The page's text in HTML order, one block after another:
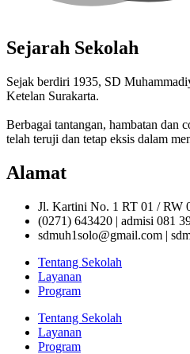
Sejarah Sekolah
Sejak berdiri 1935, SD
Ketelan Surakarta.
Berbagai tantangan, hambatan dan
telah teruji dan tetap eksis dalam
Alamat
Jl. Kartini No. 1 RT 01 / RW
(0271) 643420 | admisi 081
sdmuh1solo@gmail.com |
Tentang Sekolah
Layanan
Program
Tentang Sekolah
Layanan
Program